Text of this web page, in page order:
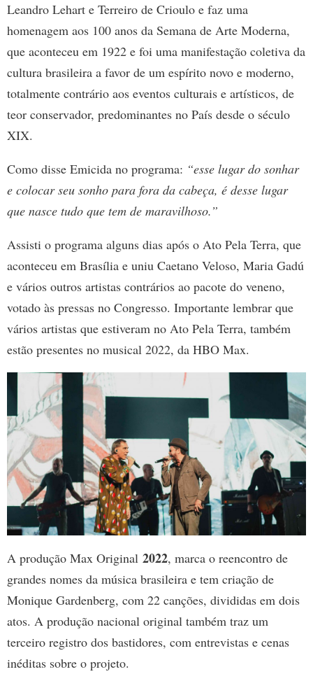
Leandro Lehart e Terreiro de Crioulo e faz uma
homenagem aos 100 anos da Semana de Arte Moderna,
que aconteceu em 1922 e foi uma manifestação coletiva da
cultura brasileira a favor de um espírito novo e moderno,
totalmente contrário aos eventos culturais e artísticos, de
teor conservador, predominantes no País desde o século
XIX.
Como disse Emicida no programa: “esse lugar do sonhar
e colocar seu sonho para fora da cabeça, é desse lugar
que nasce tudo que tem de maravilhoso.”
Assisti o programa alguns dias após o Ato Pela Terra, que
aconteceu em Brasília e uniu Caetano Veloso, Maria Gadú
e vários outros artistas contrários ao pacote do veneno,
votado às pressas no Congresso. Importante lembrar que
vários artistas que estiveram no Ato Pela Terra, também
estão presentes no musical 2022, da HBO Max.
A produção Max Original 2022, marca o reencontro de
grandes nomes da música brasileira e tem criação de
Monique Gardenberg, com 22 canções, divididas em dois
atos. A produção nacional original também traz um
terceiro registro dos bastidores, com entrevistas e cenas
inéditas sobre o projeto.